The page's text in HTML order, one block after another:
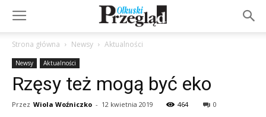
Strona główna Newsy Aktualności
Newsy Aktualności
Rzęsy też mogą być eko
Przez Wiola Woźniczko - 12 kwietnia 2019 464 0